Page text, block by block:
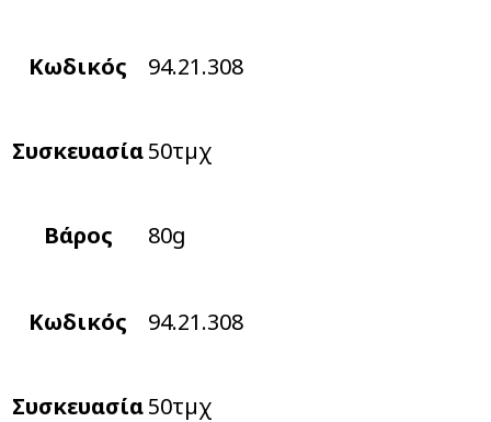
Κωδικός 94.21.308
Συσκευασία50τµχ
Βάρος 80g
Κωδικός 94.21.308
Συσκευασία50τµχ